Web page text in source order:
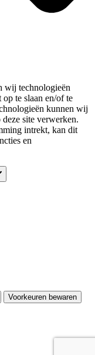
wij technologieën
te slaan en/of te
kunnen wij
site verwerken.
intrekt, kan dit
en
Voorkeuren bewaren